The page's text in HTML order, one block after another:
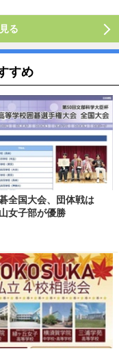
る
すめ
全国大会、団体戦は
女子部が優勝